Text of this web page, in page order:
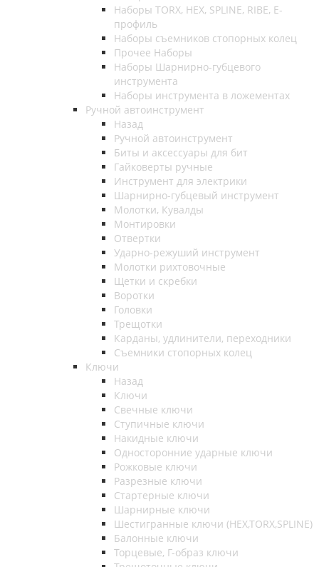
Наборы TORX, HEX, SPLINE, RIBE, E-
профиль
Наборы съемников стопорных колец
Прочее Наборы
Наборы Шарнирно-губцевого
инструмента
Наборы инструмента в ложементах
Ручной автоинструмент
Назад
Ручной автоинструмент
Биты и аксессуары для бит
Гайковерты ручные
Инструмент для электрики
Шарнирно-губцевый инструмент
Молотки, Кувалды
Монтировки
Отвертки
Ударно-режуший инструмент
Молотки рихтовочные
Щетки и скребки
Воротки
Головки
Трещотки
Карданы, удлинители, переходники
Съемники стопорных колец
Ключи
Назад
Ключи
Свечные ключи
Ступичные ключи
Накидные ключи
Односторонние ударные ключи
Рожковые ключи
Разрезные ключи
Стартерные ключи
Шарнирные ключи
Шестигранные ключи (HEX,TORX,SPLINE)
Балонные ключи
Торцевые, Г-образ ключи